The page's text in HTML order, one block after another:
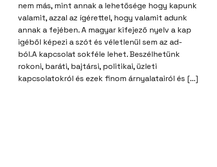
nem más, mint annak a lehetősége hogy kapunk
valamit, azzal az ígérettel, hogy valamit adunk
annak a fejében. A magyar kifejező nyelv a kap
igéből képezi a szót és véletlenül sem az ad-
ból.A kapcsolat sokféle lehet. Beszélhetünk
rokoni, baráti, bajtársi, politikai, üzleti
kapcsolatokról és ezek finom árnyalatairól és […]